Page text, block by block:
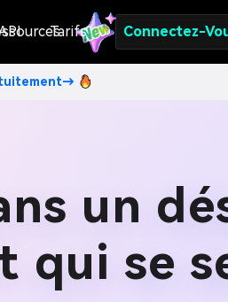
Tarifs Connectez-
un
qui se